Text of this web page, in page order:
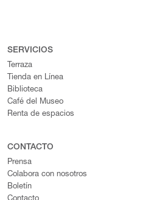
SERVICIOS
Terraza
Tienda en Línea
Biblioteca
Café del Museo
Renta de espacios
CONTACTO
Prensa
Colabora con nosotros
Boletín